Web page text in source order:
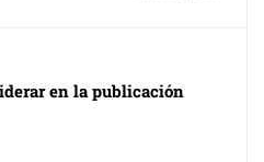
en la publicación